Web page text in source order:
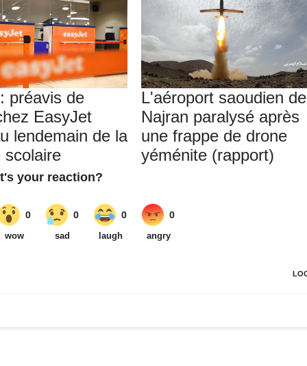
préavis de
EasyJet
lendemain de la
scolaire
L'aéroport saoudien de
Najran paralysé après
une frappe de drone
yéménite (rapport)